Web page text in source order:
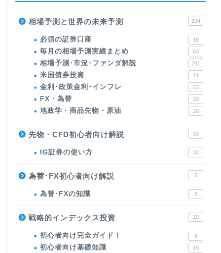
相場予測と世界の未来予測 294
必須の証券口座 16
毎月の相場予測実績まとめ 63
相場予測･市況･ファンダ解説 211
米国債券投資 21
金利･政策金利･インフレ 23
FX・為替 20
地政学・商品先物・原油 20
先物・CFD初心者向け解説 30
IG証券の使い方 30
為替･FX初心者向け解説 5
為替･FXの知識 5
戦略的インデックス投資 19
初心者向け完全ガイド！ 6
初心者向け基礎知識 15